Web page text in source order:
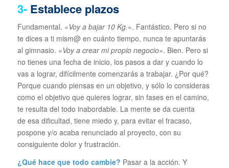
3- Establece plazos
Fundamental. «Voy a bajar 10 Kg.«. Fantástico. Pero si no
te dices a ti mism@ en cuánto tiempo, nunca te apuntarás
al gimnasio. «Voy a crear mi propio negocio». Bien. Pero si
no tienes una fecha de inicio, los pasos a dar y cuando lo
vas a lograr, difícilmente comenzarás a trabajar. ¿Por qué?
Porque cuando piensas en un objetivo, y sólo lo consideras
como el objetivo que quieres lograr, sin fases en el camino,
te resulta del todo inabordable. La mente se da cuenta
de esa dificultad, tiene miedo y, para evitar el fracaso,
pospone y/o acaba renunciado al proyecto, con su
consiguiente dolor y frustración.
¿Qué hace que todo cambie? Pasar a la acción. Y